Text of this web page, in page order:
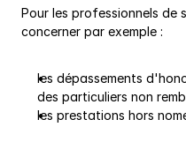
Pour les professionnels de
concerner par exemple :
les dépassements
des particuliers non
les prestations hors